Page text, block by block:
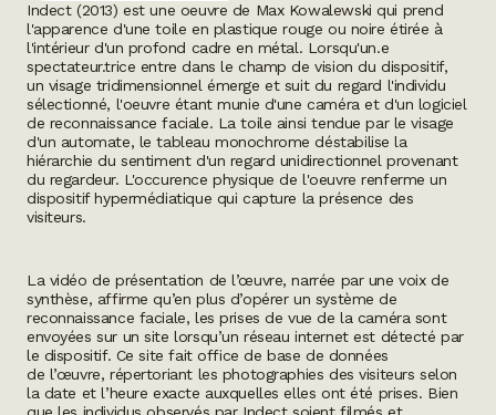
Indect(2013) est une oeuvre de Max Kowalewski qui prend
l'apparence d'une toile en plastique rouge ou noire étirée à
l'intérieur d'un profond cadre en métal. Lorsqu'un.e
spectateur.trice entre dans le champ de vision du dispositif,
un visage tridimensionnel émerge et suit du regard l'individu
sélectionné, l'oeuvre étant munie d'une caméra et d'un logiciel
de reconnaissance faciale. La toile ainsi tendue par le visage
d'un automate, le tableau monochrome déstabilise la
hiérarchie du sentiment d'un regard unidirectionnel provenant
du regardeur. L'occurence physique de l'oeuvre renferme un
dispositif hypermédiatique qui capture la présence des
visiteurs.
La vidéo de présentation de l’œuvre, narrée par une voix de
synthèse, affirme qu’en plus d’opérer un système de
reconnaissance faciale, les prises de vue de la caméra sont
envoyées sur un site lorsqu’un réseau internet est détecté par
le dispositif. Ce site faitoffice de base de données
de l’œuvre, répertoriant les photographies des visiteurs selon
la date et l’heure exacte auxquelles elles ont été prises. Bien